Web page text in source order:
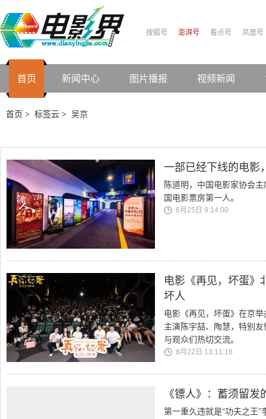
搜狐号 澎湃号 看点号 凤凰号
首页 新闻中心 图片播报 视频新闻
首页 > 标签云 > 吴京
一部已经下线的电影
陈道明，中国电影家协会
国电影票房第一人。
6月25日 9:14:00
电影《再见，坏蛋》
坏人
电影《再见，坏蛋》在京
主演陈宇喆、陶慧，特别
与观众们热切交流。
8月22日 13:11:16
《镖人》：蓄须留
第一重久违就是“功夫之王